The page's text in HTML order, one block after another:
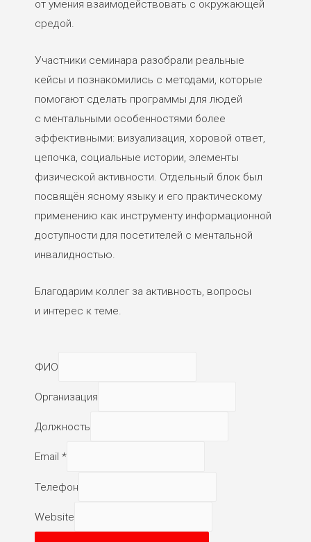
от умения взаимодействовать с окружающей
средой.
Участники семинара разобрали реальные
кейсы и познакомились с методами, которые
помогают сделать программы для людей
с ментальными особенностями более
эффективными: визуализация, хоровой ответ,
цепочка, социальные истории, элементы
физической активности. Отдельный блок был
посвящён ясному языку и его практическому
применению как инструменту информационной
доступности для посетителей с ментальной
инвалидностью.
Благодарим коллег за активность, вопросы
и интерес к теме.
ФИО
Организация
Должность
Email *
Телефон
Website